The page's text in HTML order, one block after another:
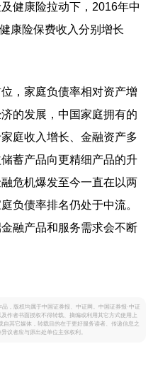
健康险拉动下，2016年中
康险保费收入分别增长
家庭负债率相对资产增
的发展，中国家庭拥有的
庭收入增长、金融资产多
蓄产品向更精细产品的升
危机爆发至今一直在以两
负债率排名仍处于中流。
融产品和服务需求会不断
，版权均属于中国证券报、中证网。中国证券报·中证
作者书面授权不得转载、摘编或利用其它方式使用上
自其它媒体，转载目的在于更好服务读者、传递信息之
议者应与原出处单位主张权利。